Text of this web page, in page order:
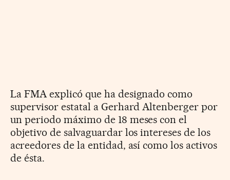
La FMA explicó que ha designado como
supervisor estatal a Gerhard Altenberger por
un periodo máximo de 18 meses con el
objetivo de salvaguardar los intereses de los
acreedores de la entidad, así como los activos
de ésta.